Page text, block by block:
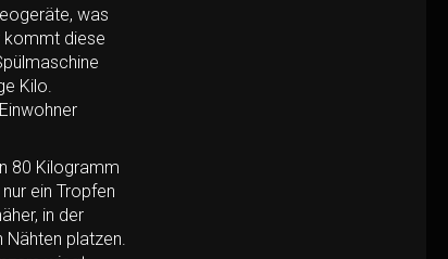
was
kommt diese
Kilo.
80 Kilogramm
ein Tropfen
in der
Nähten platzen.